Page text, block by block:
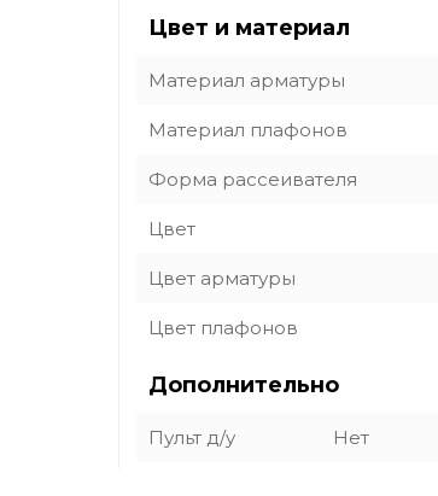
Цвет и материал
Материал арматуры
Материал плафонов
Форма рассеивателя
Цвет
Цвет арматуры
Цвет плафонов
Дополнительно
Пульт д/у Нет